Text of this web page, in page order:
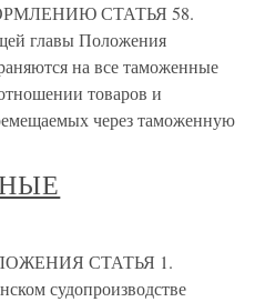
СТАТЬЯ 58.
главы Положения
на все таможенные
товаров и
через таможенную
СТАТЬЯ 1.
судопроизводстве